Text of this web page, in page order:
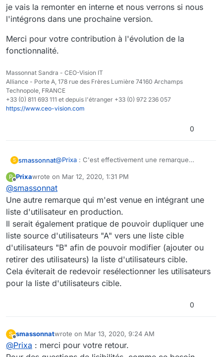
Je m'explique : dans cas d'une multitude de liste
utilisateurs, si les administrateurs changent ou sont
amenés à être modifiés "fréquemment", il faut aller dans
administrateurs... C'est fastidieux et long.
Alors que si on pouvait ajouter une liste d'utilisateurs
suffirait simplement de modifier les membres de la liste
d'utilisateurs ADMIN pour que celle-ci hérite des droits
sur la liste d'utilisateurs.
je vais la remonter en interne et nous verrons si nous
l'intégrons dans une prochaine version.
Merci pour votre contribution à l'évolution de la
fonctionnalité.
Massonnat Sandra - CEO-Vision IT
Alliance - Porte A, 178 rue des Frères Lumière 74160 Archamps
Technopole, FRANCE
+33 (0) 811 693 111 et depuis l'étranger +33 (0) 972 236 057
https://www.ceo-vision.com
0
S smassonnat@Prixa : C'est effectivement une remarque
nous verrons si nous l'intégrons dans une
prochaine version.
Merci pour votre contribution à l'évolution de la
fonctionnalité.
P Prixawrote on Mar 12, 2020, 1:31 PM
last edited by PrixaMar 12, 2020, 2:33 PM
@smassonnat
Une autre remarque qui m'est venue en intégrant une
liste d'utilisateur en production.
Il serait également pratique de pouvoir dupliquer une
liste source d'utilisateurs "A" vers une liste cible
d'utilisateurs "B" afin de pouvoir modifier (ajouter ou
retirer des utilisateurs) la liste d'utilisateurs cible.
Cela éviterait de redevoir resélectionner les utilisateurs
pour la liste d'utilisateurs cible.
0
S
Offline
smassonnatwrote on Mar 13, 2020, 9:24 AM
last edited by
@Prixa : merci pour votre retour.